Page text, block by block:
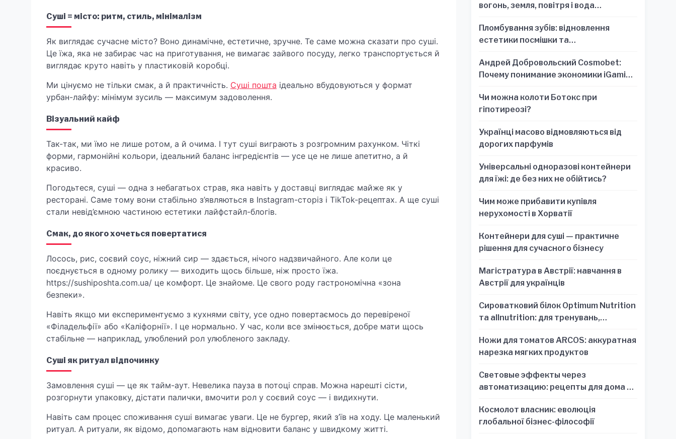
Суші = місто: ритм, стиль, мінімалізм
Як виглядає сучасне місто? Воно динамічне, естетичне, зручне. Те саме можна сказати про суші.
Це їжа, яка не забирає час на приготування, не вимагає зайвого посуду, легко транспортується й
виглядає круто навіть у пластиковій коробці.
Ми цінуємо не тільки смак, а й практичність. Суші пошта ідеально вбудовуються у формат
урбан-лайфу: мінімум зусиль — максимум задоволення.
Візуальний кайф
Так-так, ми їмо не лише ротом, а й очима. І тут суші виграють з розгромним рахунком. Чіткі
форми, гармонійні кольори, ідеальний баланс інгредієнтів — усе це не лише апетитно, а й
красиво.
Погодьтеся, суші — одна з небагатьох страв, яка навіть у доставці виглядає майже як у
ресторані. Саме тому вони стабільно з’являються в Instagram-сторіз і TikTok-рецептах. А ще суші
стали невід’ємною частиною естетики лайфстайл-блогів.
Смак, до якого хочеться повертатися
Лосось, рис, соєвий соус, ніжний сир — здається, нічого надзвичайного. Але коли це
поєднується в одному ролику — виходить щось більше, ніж просто їжа.
https://sushiposhta.com.ua/ це комфорт. Це знайоме. Це свого роду гастрономічна «зона
безпеки».
Навіть якщо ми експериментуємо з кухнями світу, усе одно повертаємось до перевіреної
«Філадельфії» або «Каліфорнії». І це нормально. У час, коли все змінюється, добре мати щось
стабільне — наприклад, улюблений рол улюбленого закладу.
Суші як ритуал відпочинку
Замовлення суші — це як тайм-аут. Невелика пауза в потоці справ. Можна нарешті сісти,
розгорнути упаковку, дістати палички, вмочити рол у соєвий соус — і видихнути.
Навіть сам процес споживання суші вимагає уваги. Це не бургер, який з’їв на ходу. Це маленький
ритуал. А ритуали, як відомо, допомагають нам відновити баланс у швидкому житті.
вогонь, земля, повітря і вода
знак
Пломбування зубів: відновлення
естетики посмішки та
Андрей Добровольский Cosmobet:
Почему понимание экономики iGaming
решений
Чи можна колоти Ботокс при
гіпотиреозі?
Українці масово відмовляються від
дорогих парфумів
Універсальні одноразові контейнери
для їжі: де без них не обійтись?
Чим може прибавити купівля
нерухомості в Хорватії
Контейнери для суші — практичне
рішення для сучасного бізнесу
Магістратура в Австрії: навчання в
Австрії для українців
Сироватковий білок Optimum Nutrition
та allnutrition: для тренувань,
Ножи для томатов ARCOS: аккуратная
нарезка мягких продуктов
Световые эффекты через
автоматизацию: рецепты для дома и
Космолот власник: еволюція
глобальної бізнес-філософії